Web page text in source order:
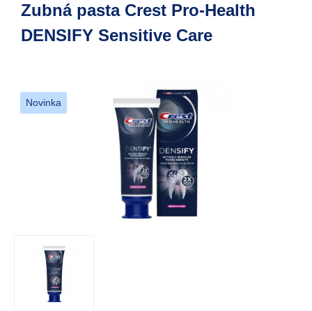
Zubná pasta Crest Pro-Health
DENSIFY Sensitive Care
Novinka